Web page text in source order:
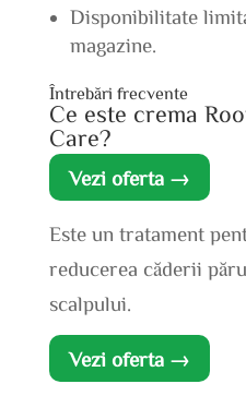
Disponibilitate
magazine.
Întrebări frecvente
Ce este crema
Care?
Vezi oferta →
Este un tratament
reducerea căderii
scalpului.
Vezi oferta →